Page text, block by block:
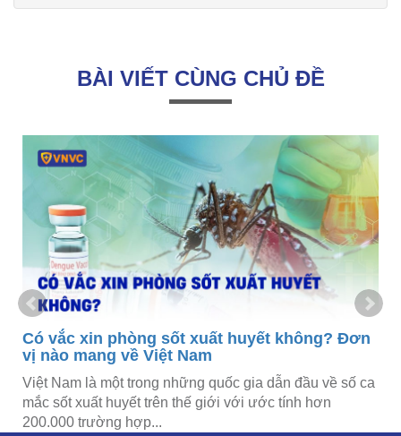
BÀI VIẾT CÙNG CHỦ ĐỀ
Có vắc xin phòng sốt xuất huyết không? Đơn
vị nào mang về Việt Nam
Việt Nam là một trong những quốc gia dẫn đầu về số ca
mắc sốt xuất huyết trên thế giới với ước tính hơn
200.000 trường hợp...